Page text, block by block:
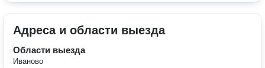
Адреса и области выезда
Области выезда
Иваново